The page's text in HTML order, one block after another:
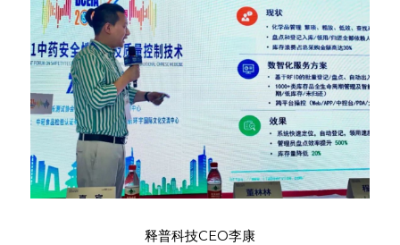
释普科技CEO李康